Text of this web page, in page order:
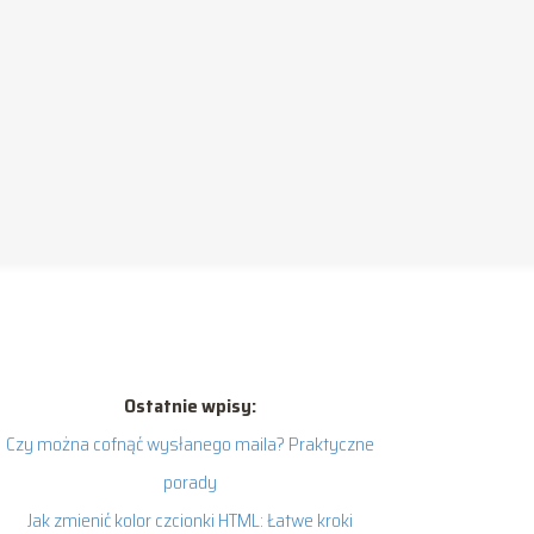
Ostatnie wpisy:
Czy można cofnąć wysłanego maila? Praktyczne
porady
Jak zmienić kolor czcionki HTML: Łatwe kroki